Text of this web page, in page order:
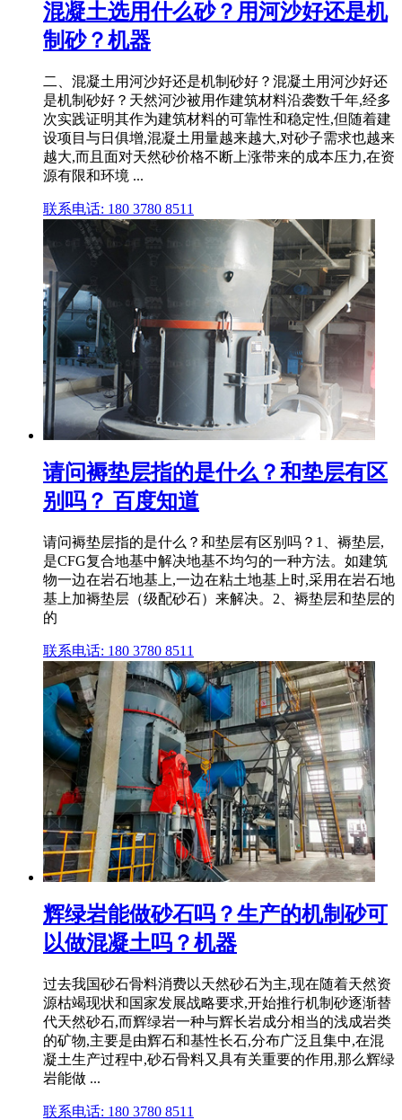
混凝土选用什么砂？用河沙好还是机
制砂？机器
二、混凝土用河沙好还是机制砂好？混凝土用河沙好还
是机制砂好？天然河沙被用作建筑材料沿袭数千年,经多
次实践证明其作为建筑材料的可靠性和稳定性,但随着建
设项目与日俱增,混凝土用量越来越大,对砂子需求也越来
越大,而且面对天然砂价格不断上涨带来的成本压力,在资
源有限和环境 ...
联系电话: 180 3780 8511
请问褥垫层指的是什么？和垫层有区
别吗？ 百度知道
请问褥垫层指的是什么？和垫层有区别吗？1、褥垫层,
是CFG复合地基中解决地基不均匀的一种方法。如建筑
物一边在岩石地基上,一边在粘土地基上时,采用在岩石地
基上加褥垫层（级配砂石）来解决。2、褥垫层和垫层的
的
联系电话: 180 3780 8511
辉绿岩能做砂石吗？生产的机制砂可
以做混凝土吗？机器
过去我国砂石骨料消费以天然砂石为主,现在随着天然资
源枯竭现状和国家发展战略要求,开始推行机制砂逐渐替
代天然砂石,而辉绿岩一种与辉长岩成分相当的浅成岩类
的矿物,主要是由辉石和基性长石,分布广泛且集中,在混
凝土生产过程中,砂石骨料又具有关重要的作用,那么辉绿
岩能做 ...
联系电话: 180 3780 8511